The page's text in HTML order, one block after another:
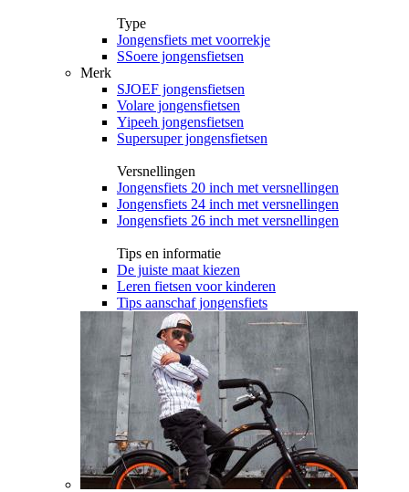
Type
Jongensfiets met voorrekje
SSoere jongensfietsen
Merk
SJOEF jongensfietsen
Volare jongensfietsen
Yipeeh jongensfietsen
Supersuper jongensfietsen
Versnellingen
Jongensfiets 20 inch met versnellingen
Jongensfiets 24 inch met versnellingen
Jongensfiets 26 inch met versnellingen
Tips en informatie
De juiste maat kiezen
Leren fietsen voor kinderen
Tips aanschaf jongensfiets